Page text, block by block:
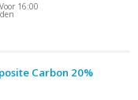
16:00
Carbon 20%